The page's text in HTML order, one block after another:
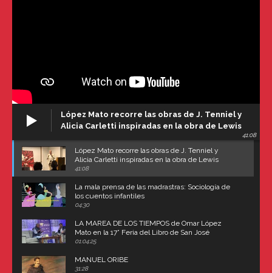
López Mato recorre las obras de J. Tenniel y
Alicia Carletti inspiradas en la obra de Lewis
41:08
López Mato recorre las obras de J. Tenniel y
Alicia Carletti inspiradas en la obra de Lewis
Carroll
41:08
La mala prensa de las madrastras: Sociología de
los cuentos infantiles
04:30
LA MAREA DE LOS TIEMPOS de Omar López
Mato en la 17° Feria del Libro de San José
(Uruguay)
01:04:25
MANUEL ORIBE
31:28